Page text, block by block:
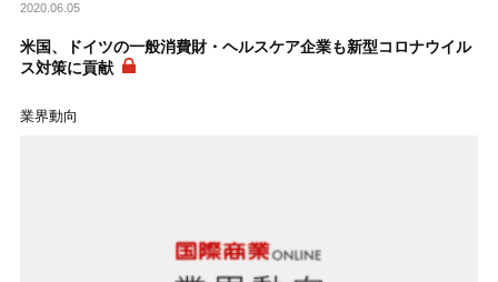
2020.06.05
米国、ドイツの一般消費財・ヘルスケア企業も新型コロナウイル
ス対策に貢献
業界動向